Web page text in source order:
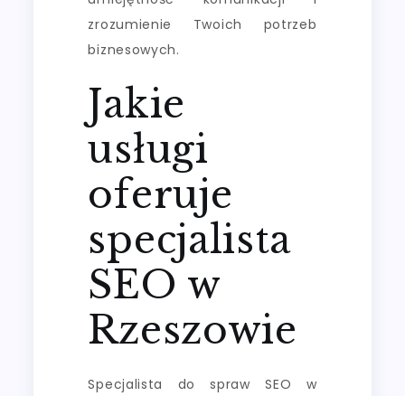
zrozumienie Twoich potrzeb
biznesowych.
Jakie
usługi
oferuje
specjalista
SEO w
Rzeszowie
Specjalista do spraw SEO w